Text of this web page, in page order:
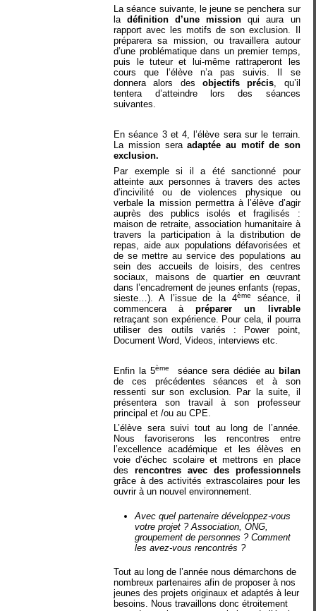
La séance suivante, le jeune se penchera sur
ladéfinition d’une mission qui aura un
rapport avec les motifs de son exclusion. Il
préparera sa mission, ou travaillera autour
d’une problématique dans un premier temps,
puis le tuteur et lui-même rattraperont les
cours que l’élève n’a pas suivis. Il se
donnera alors des objectifs précis, qu’il
tentera d’atteindre lors des séances
suivantes.
En séance 3 et 4, l’élève sera sur le terrain.
La mission seraadaptée au motif de son
exclusion.
Par exemple si il a été sanctionné pour
atteinte aux personnes à travers des actes
d’incivilité ou de violences physique ou
verbale la mission permettra à l’élève d’agir
auprès des publics isolés et fragilisés :
maison de retraite, association humanitaire à
travers la participation à la distribution de
repas, aide aux populations défavorisées et
de se mettre au service des populations au
sein des accueils de loisirs, des centres
sociaux, maisons de quartier en œuvrant
dans l’encadrement de jeunes enfants (repas,
sieste…). A l’issue de la 4ème
séance, il
commencera àpréparer un livrable
retraçant son expérience. Pour cela, il pourra
utiliser des outils variés : Power point,
Document Word, Videos, interviews etc.
Enfin la 5ème séance sera dédiée au bilan
de ces précédentes séances et à son
ressenti sur son exclusion. Par la suite, il
présentera son travail à son professeur
principal et /ou au CPE.
L’élève sera suivi tout au long de l’année.
Nous favoriserons les rencontres entre
l’excellence académique et les élèves en
voie d’échec scolaire et mettrons en place
desrencontres avec des professionnels
grâce à des activités extrascolaires pour les
ouvrir à un nouvel environnement.
Avec quel partenaire développez-vous
votre projet ? Association, ONG,
groupement de personnes ? Comment
les avez-vous rencontrés ?
Tout au long de l’année nous démarchons de
nombreux partenaires afin de proposer à nos
jeunes des projets originaux et adaptés à leur
besoins. Nous travaillons donc étroitement